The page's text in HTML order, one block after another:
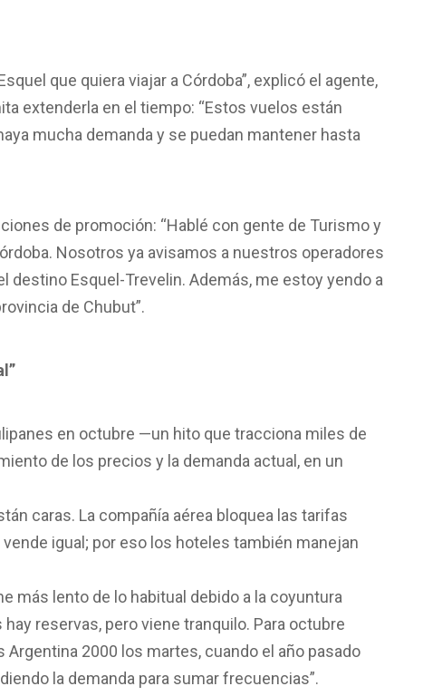
que quiera viajar a Córdoba”, explicó el agente,
extenderla en el tiempo: “Estos vuelos están
mucha demanda y se puedan mantener hasta
de promoción: “Hablé con gente de Turismo y
Nosotros ya avisamos a nuestros operadores
destino Esquel-Trevelin. Además, me estoy yendo a
de Chubut”.
en octubre —un hito que tracciona miles de
de los precios y la demanda actual, en un
caras. La compañía aérea bloquea las tarifas
igual; por eso los hoteles también manejan
más lento de lo habitual debido a la coyuntura
reservas, pero viene tranquilo. Para octubre
2000 los martes, cuando el año pasado
la demanda para sumar frecuencias”.